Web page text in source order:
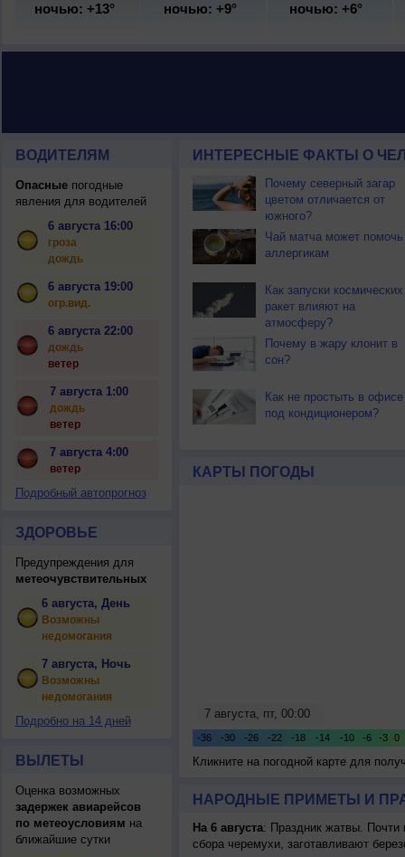
ночью: +13° ночью: +9° ночью: +6°
ВОДИТЕЛЯМ
Опасныепогодные
явления для водителей
6 августа 16:00
гроза
дождь
6 августа 19:00
огр.вид.
6 августа 22:00
дождь
ветер
7 августа 1:00
дождь
ветер
7 августа 4:00
ветер
Подробный автопрогноз
ЗДОРОВЬЕ
Предупреждения для
метеочувствительных
6 августа, День
Возможны
недомогания
7 августа, Ночь
Возможны
недомогания
Подробно на 14 дней
ВЫЛЕТЫ
Оценка возможных
задержек авиарейсов
по метеоусловиям на
ближайшие сутки
ИНТЕРЕСНЫЕ ФАКТЫ О
Почему северный загар
цветом отличается от
южного?
Чай матча может помочь
аллергикам
Как запуски космических
ракет влияют на
атмосферу?
Почему в жару клонит в
сон?
Как не простыть в офисе
под кондиционером?
КАРТЫ ПОГОДЫ
Кликните на погодной карте для
НАРОДНЫЕ ПРИМЕТЫ И
На 6 августа: Праздник жатвы. Почти
сбора черемухи, заготавливают